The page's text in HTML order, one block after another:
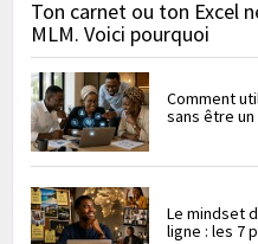
Ton carnet ou ton Excel
MLM. Voici pourquoi
Comment
sans être
Le mindset
ligne : les 7